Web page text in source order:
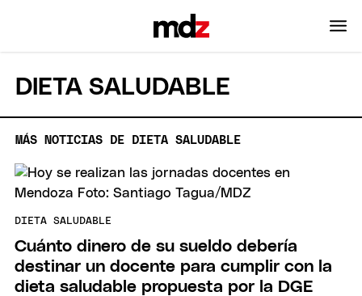
DIETA SALUDABLE
MÁS NOTICIAS DE DIETA SALUDABLE
DIETA SALUDABLE
Cuánto dinero de su sueldo debería
destinar un docente para cumplir con la
dieta saludable propuesta por la DGE